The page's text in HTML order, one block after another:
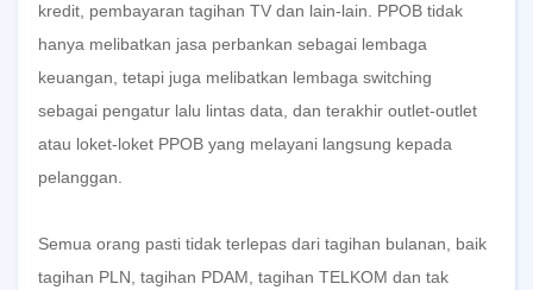
kredit, pembayaran tagihan TV dan lain-lain. PPOB tidak
hanya melibatkan jasa perbankan sebagai lembaga
keuangan, tetapi juga melibatkan lembaga switching
sebagai pengatur lalu lintas data, dan terakhir outlet-outlet
atau loket-loket PPOB yang melayani langsung kepada
pelanggan.
Semua orang pasti tidak terlepas dari tagihan bulanan, baik
tagihan PLN, tagihan PDAM, tagihan TELKOM dan tak